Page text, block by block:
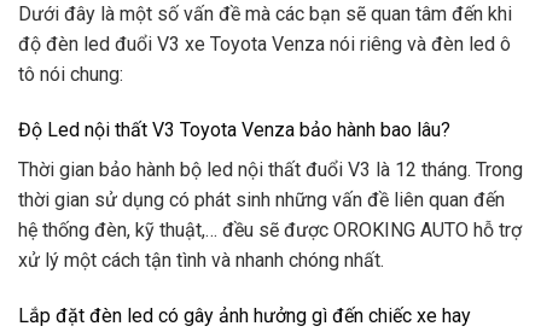
Dưới đây là một số vấn đề mà các bạn sẽ quan tâm đến khi
độ đèn led đuổi V3 xe Toyota Venza nói riêng và đèn led ô
tô nói chung:
Độ Led nội thất V3 Toyota Venza bảo hành bao lâu?
Thời gian bảo hành bộ led nội thất đuổi V3 là 12 tháng. Trong
thời gian sử dụng có phát sinh những vấn đề liên quan đến
hệ thống đèn, kỹ thuật,… đều sẽ được OROKING AUTO hỗ trợ
xử lý một cách tận tình và nhanh chóng nhất.
Lắp đặt đèn led có gây ảnh hưởng gì đến chiếc xe hay